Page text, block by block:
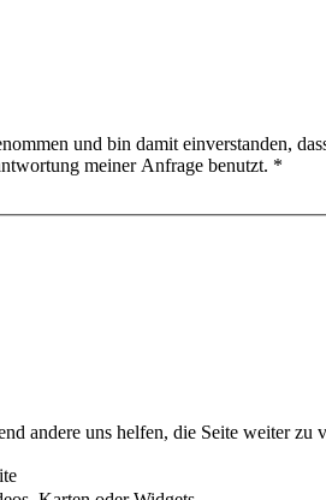
und bin damit einverstanden,
meiner Anfrage benutzt. *
andere uns helfen, die Seite weiter zu